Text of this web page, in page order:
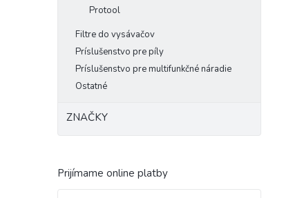
Protool
Filtre do vysávačov
Príslušenstvo pre píly
Príslušenstvo pre multifunkčné náradie
Ostatné
ZNAČKY
Prijímame online platby